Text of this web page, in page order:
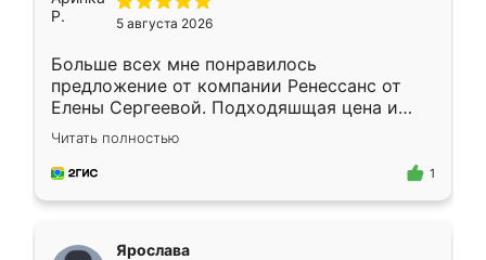
5 августа 2026
Больше всех мне понравилось
предложение от компании Ренессанс от
Елены Сергеевой. Подходяшщая цена и
короткие сроки изготовления. Приехавший
для замера сотрудник Владислав
предложил по моему эскизу самый
Читать полностью
1
Ярослава